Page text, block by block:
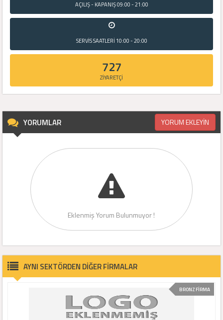
AÇILIŞ - KAPANIŞ09:00 - 21:00
SERVİS SAATLERİ 10:00 - 20:00
727
ZİYARETÇİ
YORUMLAR YORUM EKLEYİN
Eklenmiş Yorum Bulunmuyor !
AYNI SEKTÖRDEN DİĞER FİRMALAR
BRONZ FİRMA